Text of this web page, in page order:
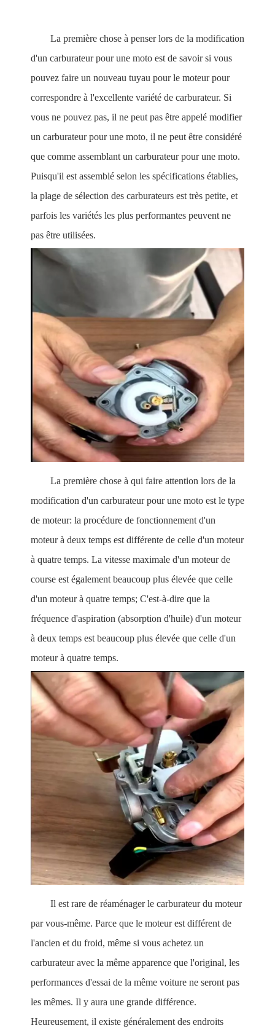
La première chose à penser lors de la modification
d'un carburateur pour une moto est de savoir si vous
pouvez faire un nouveau tuyau pour le moteur pour
correspondre à l'excellente variété de carburateur. Si
vous ne pouvez pas, il ne peut pas être appelé modifier
un carburateur pour une moto, il ne peut être considéré
que comme assemblant un carburateur pour une moto.
Puisqu'il est assemblé selon les spécifications établies,
la plage de sélection des carburateurs est très petite, et
parfois les variétés les plus performantes peuvent ne
pas être utilisées.
La première chose à qui faire attention lors de la
modification d'un carburateur pour une moto est le type
de moteur: la procédure de fonctionnement d'un
moteur à deux temps est différente de celle d'un moteur
à quatre temps. La vitesse maximale d'un moteur de
course est également beaucoup plus élevée que celle
d'un moteur à quatre temps; C'est-à-dire que la
fréquence d'aspiration (absorption d'huile) d'un moteur
à deux temps est beaucoup plus élevée que celle d'un
moteur à quatre temps.
Il est rare de réaménager le carburateur du moteur
par vous-même. Parce que le moteur est différent de
l'ancien et du froid, même si vous achetez un
carburateur avec la même apparence que l'original, les
performances d'essai de la même voiture ne seront pas
les mêmes. Il y aura une grande différence.
Heureusement, il existe généralement des endroits